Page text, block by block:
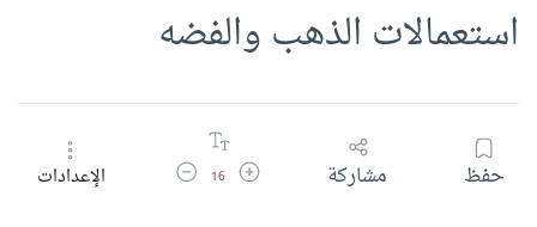
استعمالات الذهب والفضه
حفظ مشاركة زيادة حجم الخط
16 تقليل حجم الخطالإعدادات